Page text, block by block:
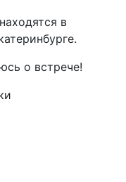
в
о встрече!